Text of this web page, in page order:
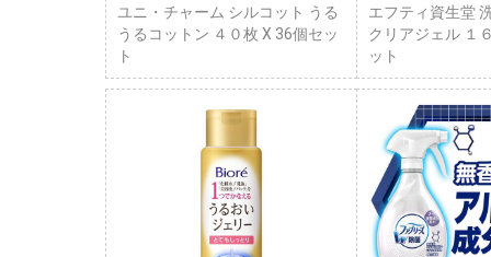
ユニ・チャーム シルコット うる
うるコットン ４０枚 X 36個セッ
ト
エフティ資生堂
クリアジェル １
ット